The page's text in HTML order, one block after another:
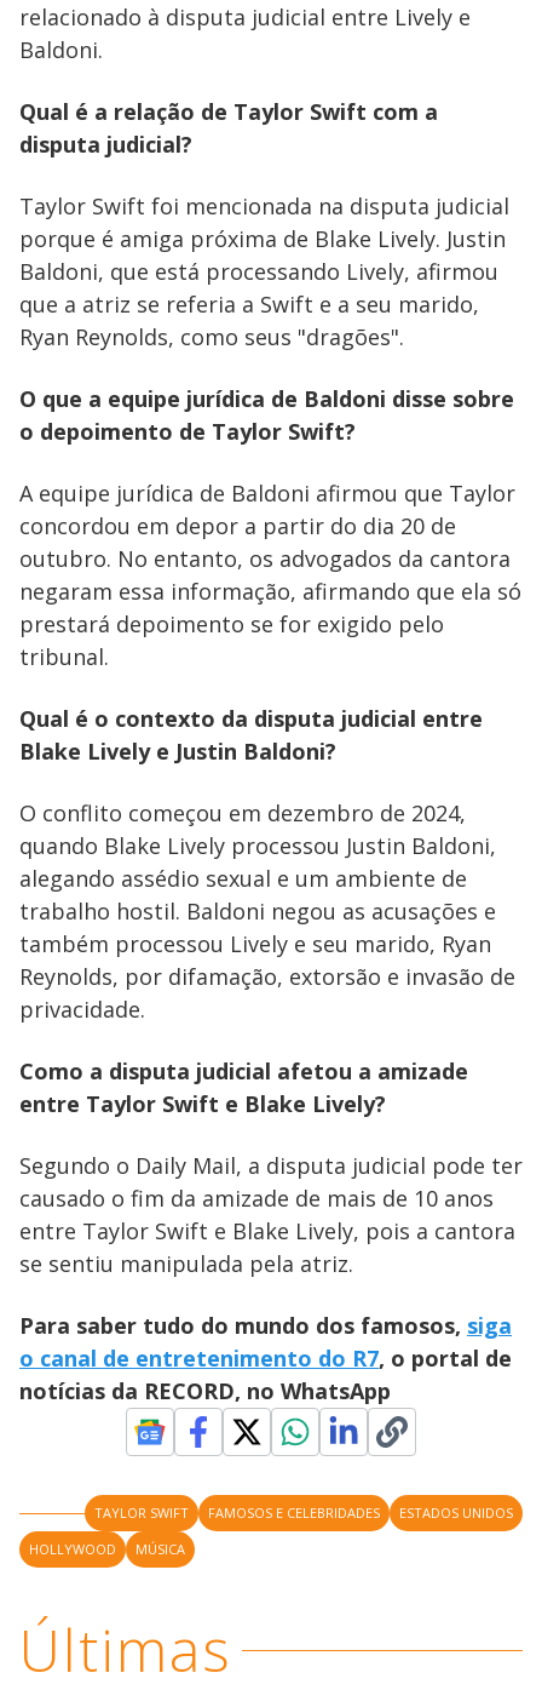
relacionado à disputa judicial entre Lively e
Baldoni.
Qual é a relação de Taylor Swift com a
disputa judicial?
Taylor Swift foi mencionada na disputa judicial
porque é amiga próxima de Blake Lively. Justin
Baldoni, que está processando Lively, afirmou
que a atriz se referia a Swift e a seu marido,
Ryan Reynolds, como seus "dragões".
O que a equipe jurídica de Baldoni disse sobre
o depoimento de Taylor Swift?
A equipe jurídica de Baldoni afirmou que Taylor
concordou em depor a partir do dia 20 de
outubro. No entanto, os advogados da cantora
negaram essa informação, afirmando que ela só
prestará depoimento se for exigido pelo
tribunal.
Qual é o contexto da disputa judicial entre
Blake Lively e Justin Baldoni?
O conflito começou em dezembro de 2024,
quando Blake Lively processou Justin Baldoni,
alegando assédio sexual e um ambiente de
trabalho hostil. Baldoni negou as acusações e
também processou Lively e seu marido, Ryan
Reynolds, por difamação, extorsão e invasão de
privacidade.
Como a disputa judicial afetou a amizade
entre Taylor Swift e Blake Lively?
Segundo o Daily Mail, a disputa judicial pode ter
causado o fim da amizade de mais de 10 anos
entre Taylor Swift e Blake Lively, pois a cantora
se sentiu manipulada pela atriz.
Para saber tudo do mundo dos famosos, siga
o canal de entretenimento do R7, o portal de
notícias da RECORD, no WhatsApp
TAYLOR SWIFT FAMOSOS E CELEBRIDADES
ESTADOS UNIDOS
HOLLYWOOD
MÚSICA
Últimas